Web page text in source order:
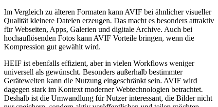
Im Vergleich zu älteren Formaten kann AVIF bei ähnlicher visueller
Qualität kleinere Dateien erzeugen. Das macht es besonders attraktiv
für Webseiten, Apps, Galerien und digitale Archive. Auch bei
hochauflösenden Fotos kann AVIF Vorteile bringen, wenn die
Kompression gut gewählt wird.
HEIF ist ebenfalls effizient, aber in vielen Workflows weniger
universell als gewünscht. Besonders außerhalb bestimmter
Gerätewelten kann die Nutzung eingeschränkt sein. AVIF wird
dagegen stark im Kontext moderner Webtechnologien betrachtet.
Deshalb ist die Umwandlung für Nutzer interessant, die Bilder nicht